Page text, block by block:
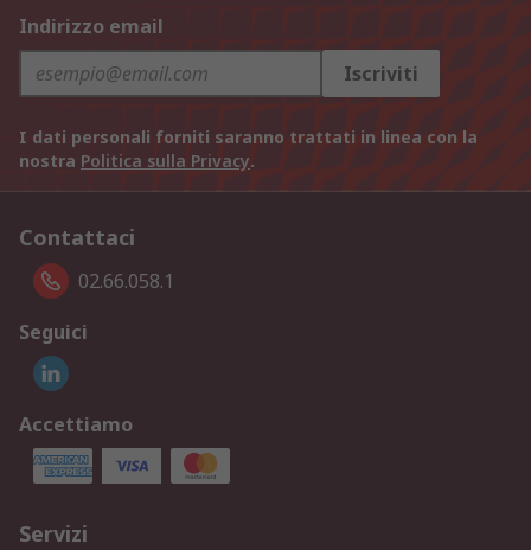
Indirizzo email
Iscriviti
I dati personali forniti saranno trattati in linea con la
nostra Politica sulla Privacy.
Contattaci
02.66.058.1
Seguici
Accettiamo
Servizi